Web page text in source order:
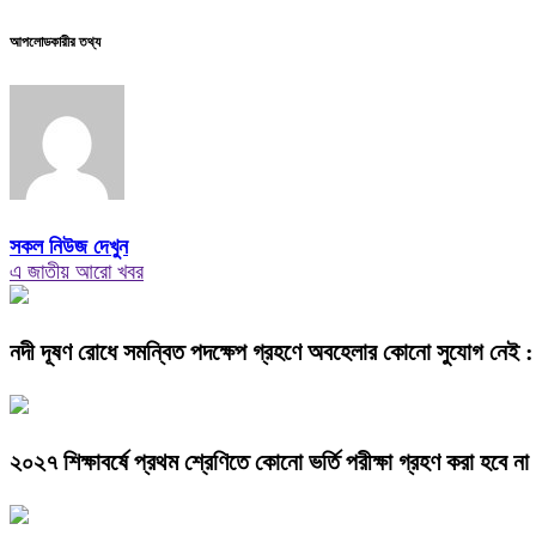
আপলোডকারীর তথ্য
সকল নিউজ দেখুন
এ জাতীয় আরো খবর
নদী দূষণ রোধে সমন্বিত পদক্ষেপ গ্রহণে অবহেলার কোনো সুযোগ নেই :
২০২৭ শিক্ষাবর্ষে প্রথম শ্রেণিতে কোনো ভর্তি পরীক্ষা গ্রহণ করা হবে না